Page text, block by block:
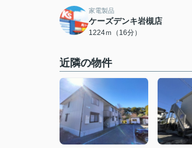
家電製品
ケーズデンキ岩槻店
1224ｍ（16分）
近隣の物件